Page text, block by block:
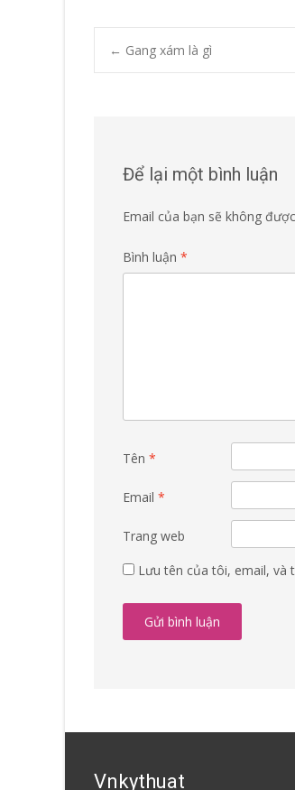
Post
← Gang xám là gì
Để lại một bình luận
Email của bạn sẽ không
Bình luận *
Tên *
Email *
Trang web
Lưu tên của tôi, email, và
Vnkythuat